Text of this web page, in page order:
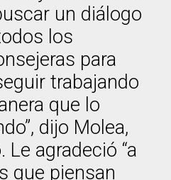
un diálogo
los
para
trabajando
que lo
dijo Molea,
agradeció “a
que piensan